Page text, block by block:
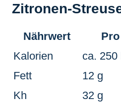
Zitronen-
Nährwert
Kalorien
ca. 250
Fett
12 g
Kh
32 g